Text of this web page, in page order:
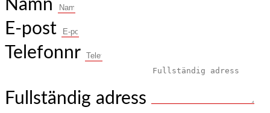
Namn
E-post
Telefonnr
Fullständig adress